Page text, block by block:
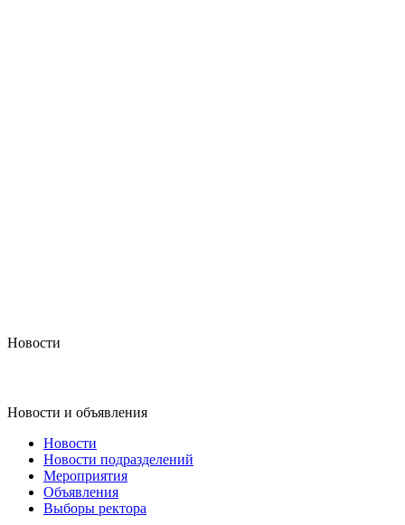
Новости
Новости и объявления
Новости
Новости подразделений
Мероприятия
Объявления
Выборы ректора